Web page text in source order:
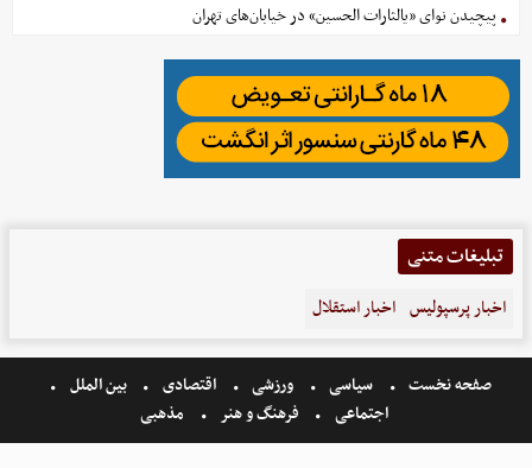
پیچیدن نوای «یالثارات الحسین» در خیابان‌های تهران
تبلیغات متنی
اخبار پرسپولیس اخبار استقلال
صفحه نخست سیاسی ورزشی اقتصادی
بین الملل
اجتماعی
فرهنگ و هنر مذهبی